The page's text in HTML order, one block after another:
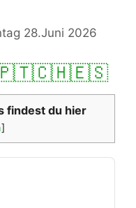
28.Juni 2026
🇨🇭🇪🇸
findest du hier
]